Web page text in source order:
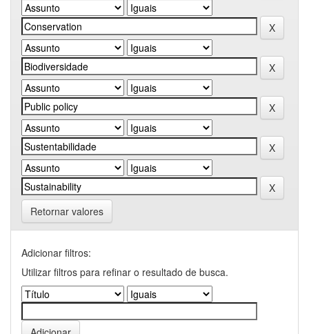
Retornar valores
Adicionar filtros:
Utilizar filtros para refinar o resultado de busca.